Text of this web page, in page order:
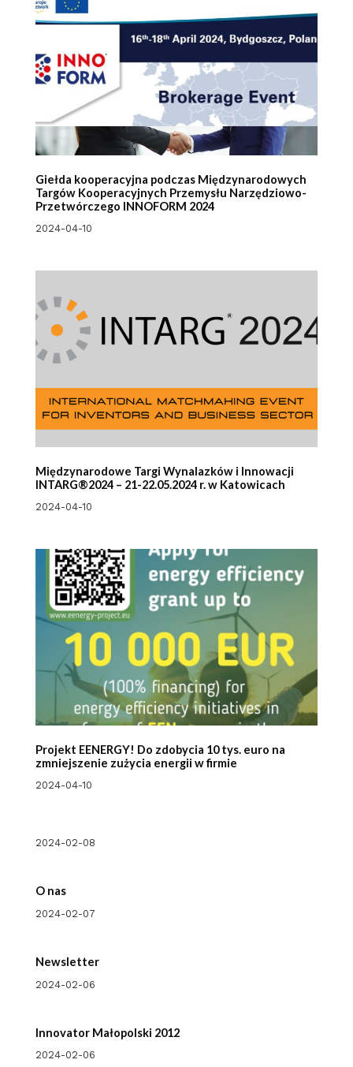
Giełda kooperacyjna podczas Międzynarodowych
Targów Kooperacyjnych Przemysłu Narzędziowo-
Przetwórczego INNOFORM 2024
2024-04-10
Międzynarodowe Targi Wynalazków i Innowacji
INTARG®2024 – 21-22.05.2024 r. w Katowicach
2024-04-10
Projekt EENERGY! Do zdobycia 10 tys. euro na
zmniejszenie zużycia energii w firmie
2024-04-10
2024-02-08
O nas
2024-02-07
Newsletter
2024-02-06
Innovator Małopolski 2012
2024-02-06